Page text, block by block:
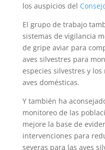
los auspicios del
El grupo de trabajo
sistemas de vigilancia
de gripe aviar para
aves silvestres para
especies silvestres y
aves domésticas.
Y también ha
monitoreo de las
mejore la base de
intervenciones para
severas para las aves